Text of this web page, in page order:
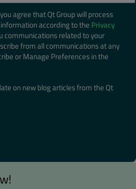
agree that Qt Group will process
according to the Privacy
communications related to your
from all communications at any
or Manage Preferences in the
on new blog articles from the Qt